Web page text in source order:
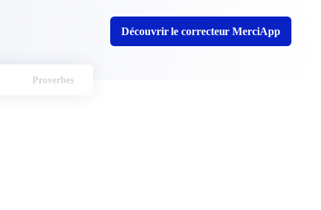
Découvrir le correcteur MerciApp
Proverbes